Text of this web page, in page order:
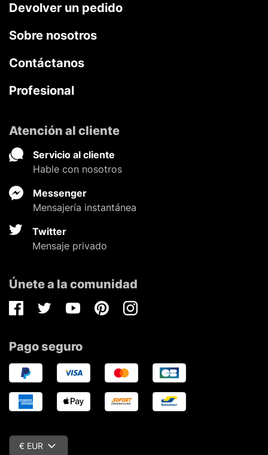
Devolver un pedido
Sobre nosotros
Contáctanos
Profesional
Atención al cliente
Servicio al cliente
Hable con nosotros
Messenger
Mensajería instantánea
Twitter
Mensaje privado
Únete a la comunidad
FacebookTwitterYoutubePinterestInstagram
Pago seguro
€ EUR